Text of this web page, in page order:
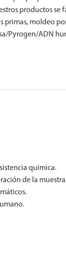
productos se
moldeo
Pyrogen/ADN
química.
de la